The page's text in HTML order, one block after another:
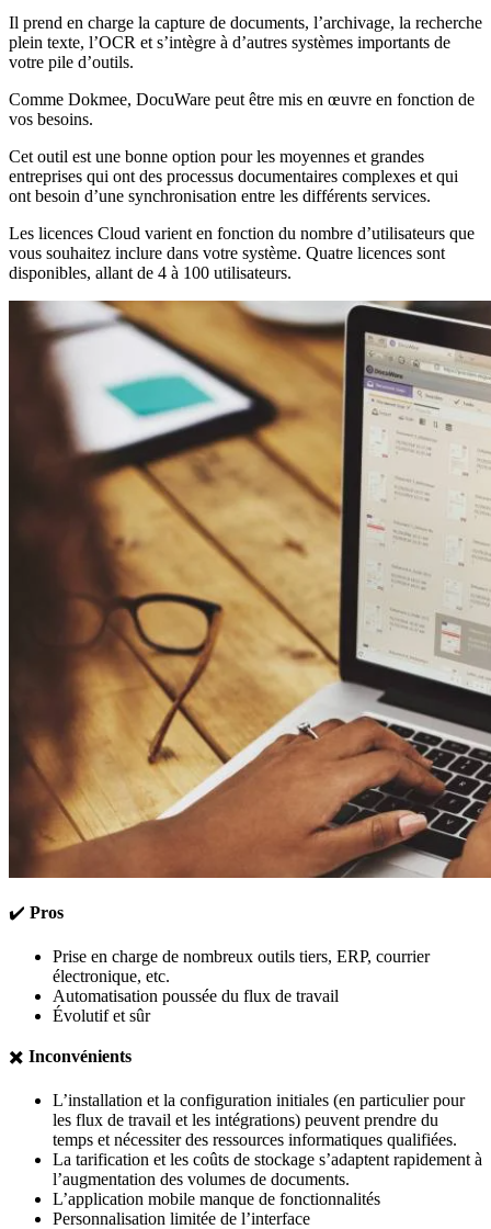
Il prend en charge la capture de documents, l’archivage, la recherche
plein texte, l’OCR et s’intègre à d’autres systèmes importants de
votre pile d’outils.
Comme Dokmee, DocuWare peut être mis en œuvre en fonction de
vos besoins.
Cet outil est une bonne option pour les moyennes et grandes
entreprises qui ont des processus documentaires complexes et qui
ont besoin d’une synchronisation entre les différents services.
Les licences Cloud varient en fonction du nombre d’utilisateurs que
vous souhaitez inclure dans votre système. Quatre licences sont
disponibles, allant de 4 à 100 utilisateurs.
✔️ Pros
Prise en charge de nombreux outils tiers, ERP, courrier
électronique, etc.
Automatisation poussée du flux de travail
Évolutif et sûr
✖️ Inconvénients
L’installation et la configuration initiales (en particulier pour
les flux de travail et les intégrations) peuvent prendre du
temps et nécessiter des ressources informatiques qualifiées.
La tarification et les coûts de stockage s’adaptent rapidement à
l’augmentation des volumes de documents.
L’application mobile manque de fonctionnalités
Personnalisation limitée de l’interface